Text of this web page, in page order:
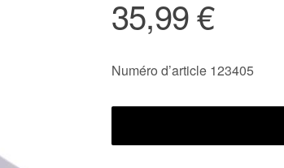
35,99 €
Numéro d’article 123405